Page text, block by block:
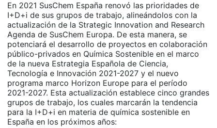
En 2021 SusChem España renovó las prioridades de
I+D+i de sus grupos de trabajo, alineándolos con la
actualización de la Strategic Innovation and Research
Agenda de SusChem Europa. De esta manera, se
potenciará el desarrollo de proyectos en colaboración
público-privados en Química Sostenible en el marco
de la nueva Estrategia Española de Ciencia,
Tecnología e Innovación 2021-2027 y el nuevo
programa marco Horizon Europe para el período
2021-2027. Esta actualización establece cinco grandes
grupos de trabajo, los cuales marcarán la tendencia
para la I+D+i en materia de química sostenible en
España en los próximos años: